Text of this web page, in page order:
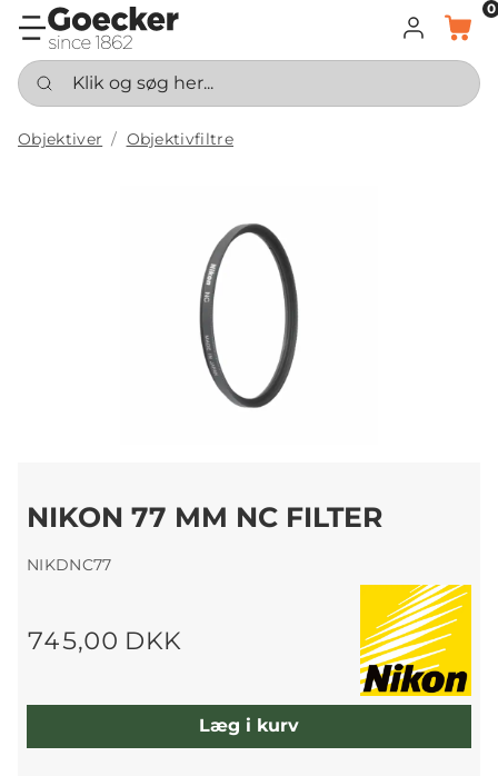
LOG INDKURV
0
Klik og søg her...
Objektiver Objektivfiltre
NIKON 77 MM NC FILTER
NIKDNC77
745,00 DKK
Læg i kurv